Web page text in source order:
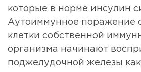
которые в норме инсулин
Аутоиммунное поражение
клетки собственной
организма начинают
поджелудочной железы